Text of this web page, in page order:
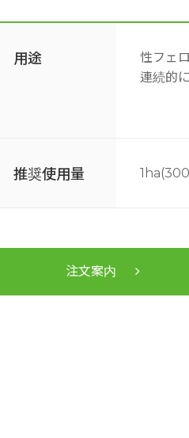
用途
性フェ
連続的
推奨使用量
注文案内